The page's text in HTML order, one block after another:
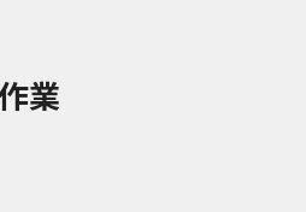
業